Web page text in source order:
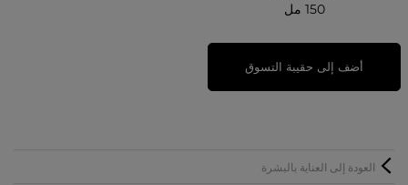
150 مل
أضف إلى حقيبة التسوق
العودة إلى العناية بالبشرة